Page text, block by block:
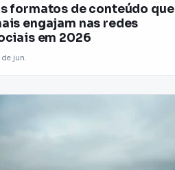
formatos de conteúdo que
engajam nas redes
em 2026
de jun.